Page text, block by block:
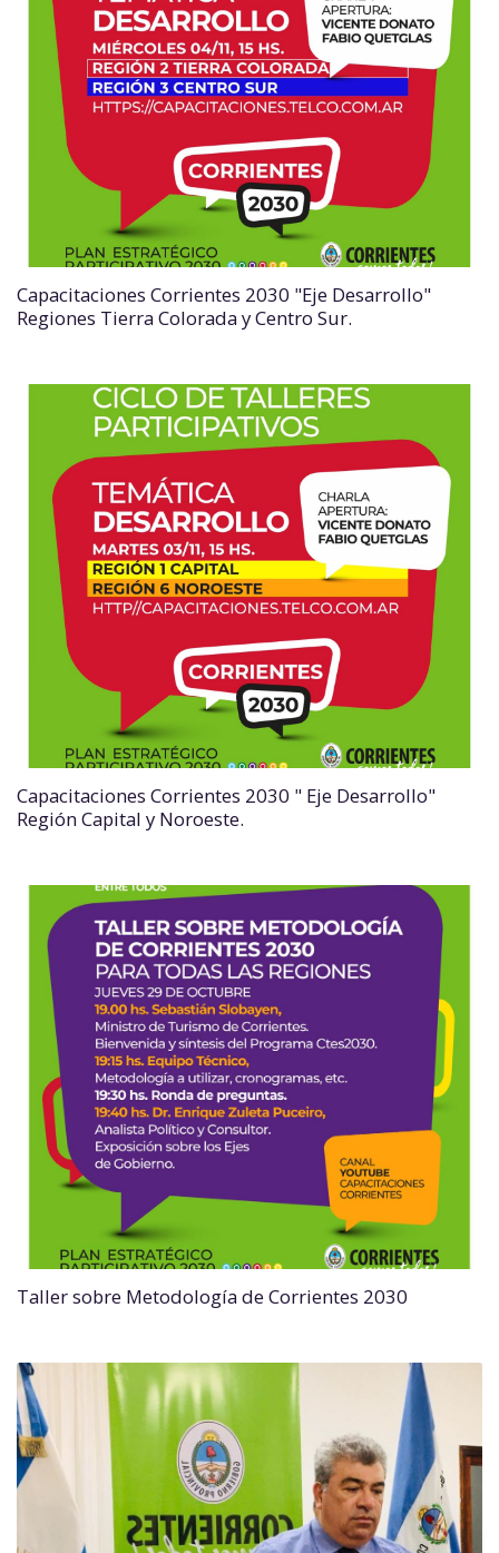
Capacitaciones Corrientes 2030 "Eje Desarrollo"
Regiones Tierra Colorada y Centro Sur.
Capacitaciones Corrientes 2030 " Eje Desarrollo"
Región Capital y Noroeste.
Taller sobre Metodología de Corrientes 2030